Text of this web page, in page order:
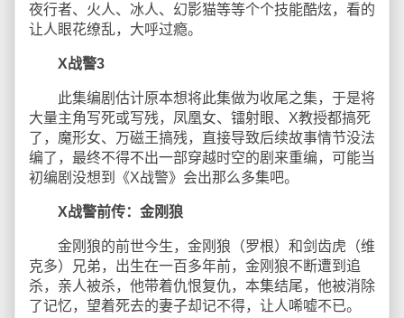
夜行者、火人、冰人、幻影猫等等个个技能酷炫，看的
让人眼花缭乱，大呼过瘾。
X战警3
此集编剧估计原本想将此集做为收尾之集，于是将
大量主角写死或写残，凤凰女、镭射眼、X教授都搞死
了，魔形女、万磁王搞残，直接导致后续故事情节没法
编了，最终不得不出一部穿越时空的剧来重编，可能当
初编剧没想到《X战警》会出那么多集吧。
X战警前传：金刚狼
金刚狼的前世今生，金刚狼（罗根）和剑齿虎（维
克多）兄弟，出生在一百多年前，金刚狼不断遭到追
杀，亲人被杀，他带着仇恨复仇，本集结尾，他被消除
了记忆，望着死去的妻子却记不得，让人唏嘘不已。